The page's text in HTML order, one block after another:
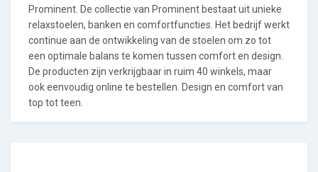
Prominent. De collectie van Prominent bestaat uit unieke
relaxstoelen, banken en comfortfuncties. Het bedrijf werkt
continue aan de ontwikkeling van de stoelen om zo tot
een optimale balans te komen tussen comfort en design.
De producten zijn verkrijgbaar in ruim 40 winkels, maar
ook eenvoudig online te bestellen. Design en comfort van
top tot teen.